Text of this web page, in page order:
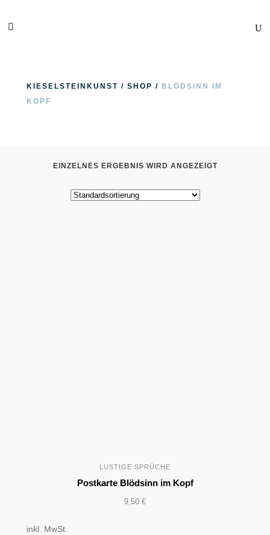
KIESELSTEINKUNST / SHOP / BLÖDSINN IM
KOPF
EINZELNES ERGEBNIS WIRD ANGEZEIGT
LUSTIGE SPRÜCHE
Postkarte Blödsinn im Kopf
9,50 €
inkl. MwSt.